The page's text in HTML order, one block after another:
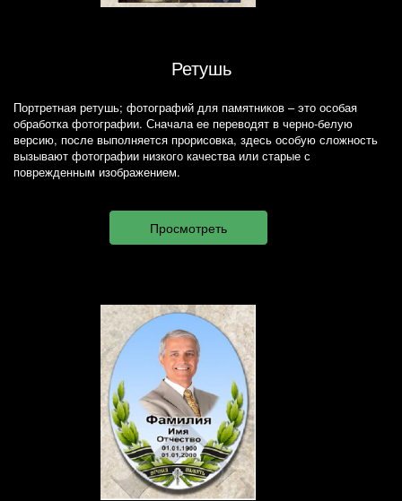
Ретушь
Портретная ретушь; фотографий для памятников – это особая
обработка фотографии. Сначала ее переводят в черно-белую
версию, после выполняется прорисовка, здесь особую сложность
вызывают фотографии низкого качества или старые с
поврежденным изображением.